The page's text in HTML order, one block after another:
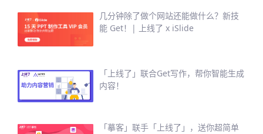
几分钟除了做个网站还能做什么？新技
能 Get！| 上线了 x iSlide
「上线了」联合Get写作，帮你智能生成
内容！
「摹客」联手「上线了」，送你超简单